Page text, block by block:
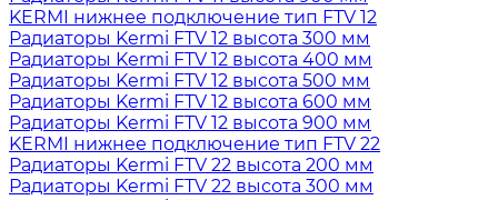
KERMI нижнее подключение тип FTV 12
Радиаторы Kermi FTV 12 высота 300 мм
Радиаторы Kermi FTV 12 высота 400 мм
Радиаторы Kermi FTV 12 высота 500 мм
Радиаторы Kermi FTV 12 высота 600 мм
Радиаторы Kermi FTV 12 высота 900 мм
KERMI нижнее подключение тип FTV 22
Радиаторы Kermi FTV 22 высота 200 мм
Радиаторы Kermi FTV 22 высота 300 мм